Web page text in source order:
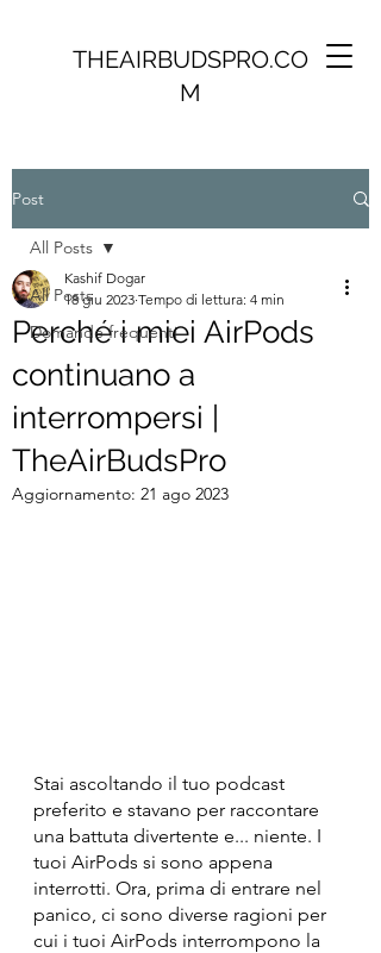
THEAIRBUDSPRO.CO
M
Post
All Posts
Domande frequenti
All Posts
Perché i miei AirPods
continuano a
interrompersi |
TheAirBudsPro
Kashif Dogar
18 giu 2023 Tempo di lettura: 4 min
Aggiornamento: 21 ago 2023
Stai ascoltando il tuo podcast
preferito e stavano per raccontare
una battuta divertente e... niente. I
tuoi AirPods si sono appena
interrotti. Ora, prima di entrare nel
panico, ci sono diverse ragioni per
cui i tuoi AirPods interrompono la